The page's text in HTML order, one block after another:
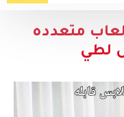
متعدده
لطي